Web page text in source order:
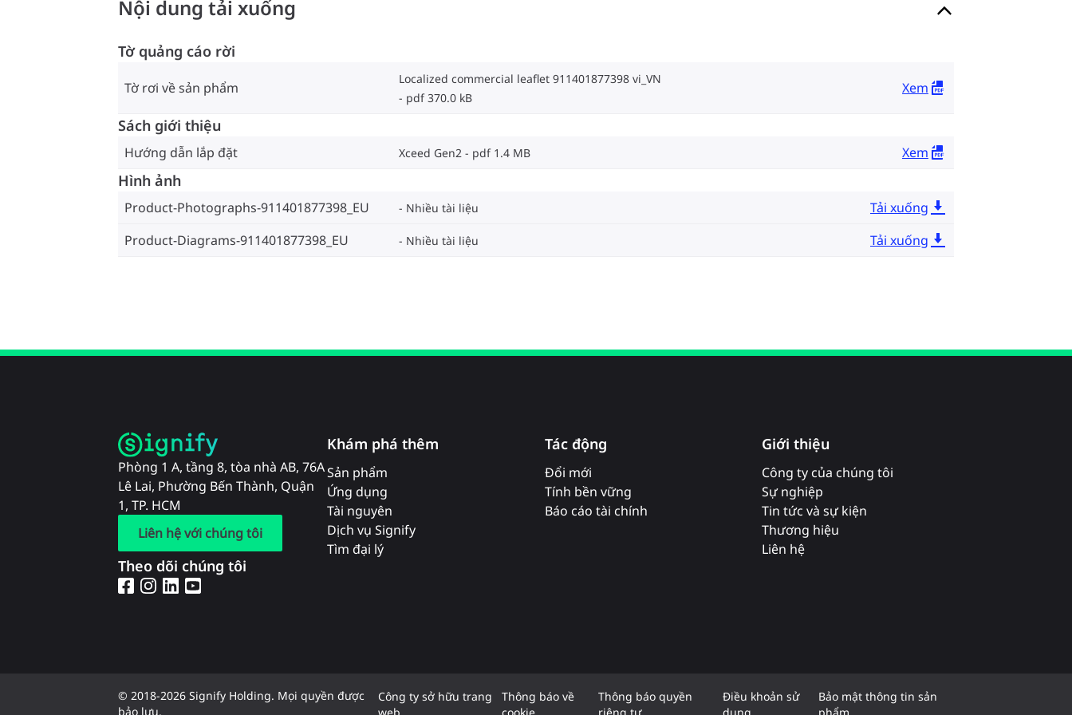
Nội dung tải xuống
Tờ quảng cáo rời
Tờ rơi về sản phẩm
Localized commercial leaflet 911401877398 vi_VN
pdf 370.0 kB
Xem
Sách giới thiệu
Hướng dẫn lắp đặt Xceed Gen2 pdf 1.4 MB Xem
Hình ảnh
Product-Photographs-911401877398_EU Nhiều tài liệu
Tải xuống
Product-Diagrams-911401877398_EU
Nhiều tài liệu Tải xuống
Phòng 1 A, tầng 8, tòa nhà AB, 76A
Lê Lai, Phường Bến Thành, Quận
1, TP. HCM
Liên hệ với chúng tôi
Theo dõi chúng tôi
Khám phá thêm
Sản phẩm
Ứng dụng
Tài nguyên
Dịch vụ Signify
Tìm đại lý
Tác động
Đổi mới
Tính bền vững
Báo cáo tài chính
Giới thiệu
Công ty của chúng tôi
Sự nghiệp
Tin tức và sự kiện
Thương hiệu
Liên hệ
© 2018-2026 Signify Holding. Mọi quyền được
bảo lưu.
Công ty sở hữu trang
Thông báo về
Thông báo quyền
Điều khoản sử
Bảo mật thông tin sản